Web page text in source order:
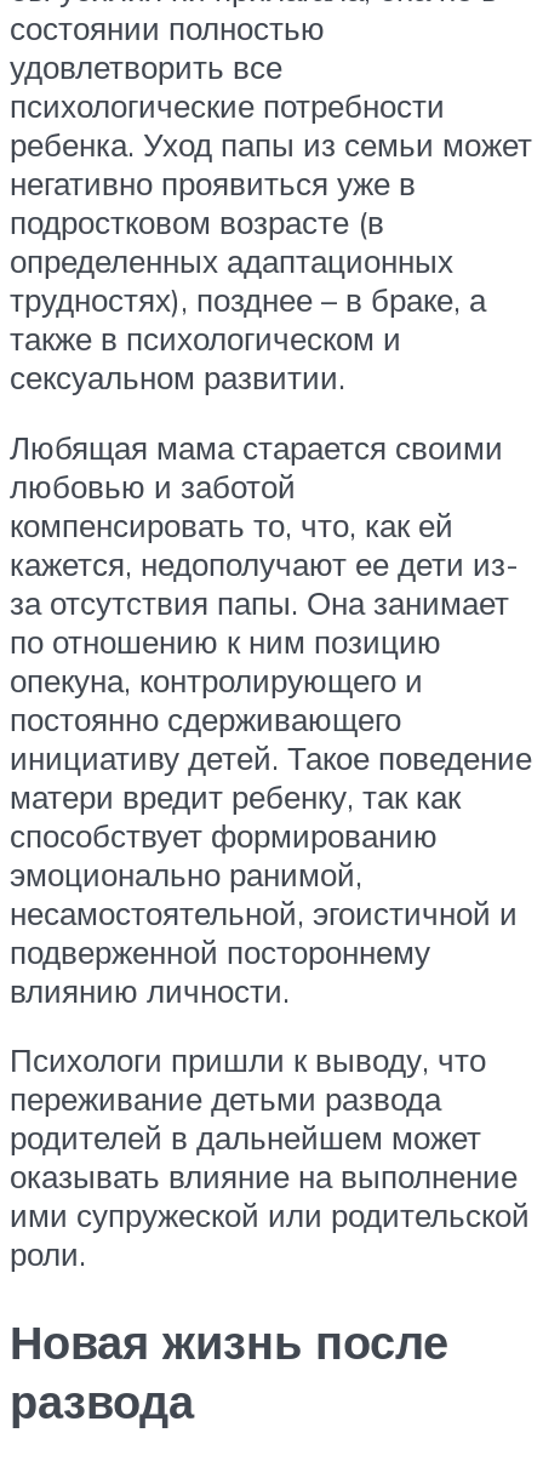
состоянии полностью
удовлетворить все
психологические потребности
ребенка. Уход папы из семьи может
негативно проявиться уже в
подростковом возрасте (в
определенных адаптационных
трудностях), позднее – в браке, а
также в психологическом и
сексуальном развитии.
Любящая мама старается своими
любовью и заботой
компенсировать то, что, как ей
кажется, недополучают ее дети из-
за отсутствия папы. Она занимает
по отношению к ним позицию
опекуна, контролирующего и
постоянно сдерживающего
инициативу детей. Такое поведение
матери вредит ребенку, так как
способствует формированию
эмоционально ранимой,
несамостоятельной, эгоистичной и
подверженной постороннему
влиянию личности.
Психологи пришли к выводу, что
переживание детьми развода
родителей в дальнейшем может
оказывать влияние на выполнение
ими супружеской или родительской
роли.
Новая жизнь после
развода